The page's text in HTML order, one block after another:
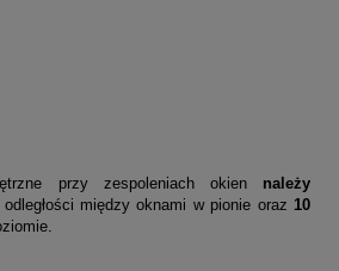
przy zespoleniach okien należy
odległości między oknami w pionie oraz 10